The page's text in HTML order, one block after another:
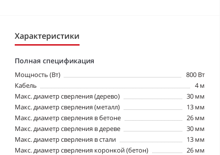
Характеристики
Полная спецификация
Мощность (Вт)
800 Вт
Кабель
4 м
Макс. диаметр сверления (дерево)
30 мм
Макс. диаметр сверления (металл)
13 мм
Макс. диаметр сверления в бетоне
26 мм
Макс. диаметр сверления в дереве
30 мм
Макс. диаметр сверления в стали
13 мм
Макс. диаметр сверления коронкой (бетон)
26 мм